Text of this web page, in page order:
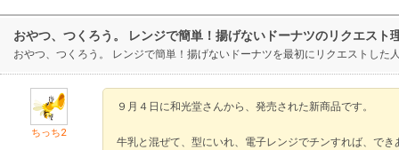
おやつ、つくろう。 レンジで簡単！揚げないドーナツのリクエスト
おやつ、つくろう。 レンジで簡単！揚げないドーナツを最初にリクエストした
ちっち2
９月４日に和光堂さんから、発売された新商品です。
牛乳と混ぜて、型にいれ、電子レンジでチンすれば、でき